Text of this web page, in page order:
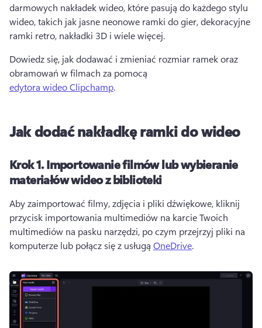
darmowych nakładek wideo, które pasują do każdego stylu
wideo, takich jak jasne neonowe ramki do gier, dekoracyjne
ramki retro, nakładki 3D i wiele więcej.
Dowiedz się, jak dodawać i zmieniać rozmiar ramek oraz
obramowań w filmach za pomocą
edytora wideo Clipchamp.
Jak dodać nakładkę ramki do wideo
Krok 1.Importowanie filmów lub wybieranie
materiałów wideo z biblioteki
Aby zaimportować filmy, zdjęcia i pliki dźwiękowe, kliknij
przycisk importowania multimediów na karcie Twoich
multimediów na pasku narzędzi, po czym przejrzyj pliki na
komputerze lub połącz się z usługą OneDrive.